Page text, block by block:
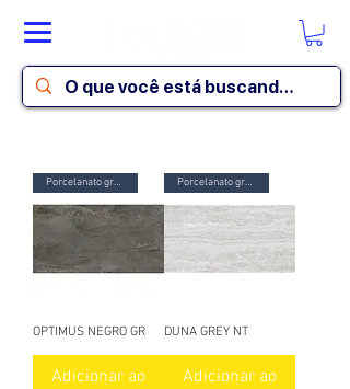
Porcelanato granilhado
OPTIMUS NEGRO GR
Adicionar ao
Porcelanato granilhado
DUNA GREY NT
Adicionar ao